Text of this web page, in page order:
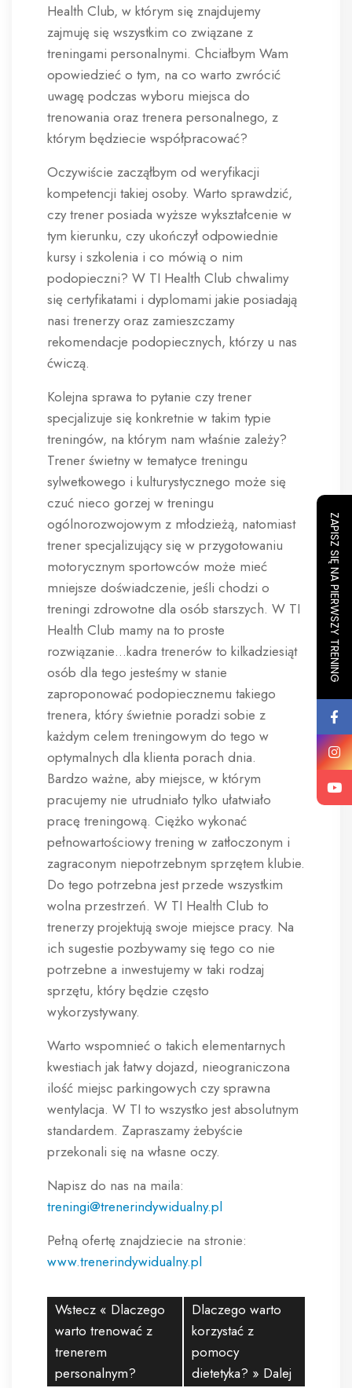
Health Club, w którym się znajdujemy
zajmuję się wszystkim co związane z
treningami personalnymi. Chciałbym Wam
opowiedzieć o tym, na co warto zwrócić
uwagę podczas wyboru miejsca do
trenowania oraz trenera personalnego, z
którym będziecie współpracować?
Oczywiście zacząłbym od weryfikacji
kompetencji takiej osoby. Warto sprawdzić,
czy trener posiada wyższe wykształcenie w
tym kierunku, czy ukończył odpowiednie
kursy i szkolenia i co mówią o nim
podopieczni? W TI Health Club chwalimy
się certyfikatami i dyplomami jakie posiadają
nasi trenerzy oraz zamieszczamy
rekomendacje podopiecznych, którzy u nas
ćwiczą.
Kolejna sprawa to pytanie czy trener
specjalizuje się konkretnie w takim typie
treningów, na którym nam właśnie zależy?
Trener świetny w tematyce treningu
sylwetkowego i kulturystycznego może się
czuć nieco gorzej w treningu
ogólnorozwojowym z młodzieżą, natomiast
trener specjalizujący się w przygotowaniu
motorycznym sportowców może mieć
mniejsze doświadczenie, jeśli chodzi o
treningi zdrowotne dla osób starszych. W TI
Health Club mamy na to proste
rozwiązanie…kadra trenerów to kilkadziesiąt
osób dla tego jesteśmy w stanie
zaproponować podopiecznemu takiego
trenera, który świetnie poradzi sobie z
każdym celem treningowym do tego w
optymalnych dla klienta porach dnia.
Bardzo ważne, aby miejsce, w którym
pracujemy nie utrudniało tylko ułatwiało
pracę treningową. Ciężko wykonać
pełnowartościowy trening w zatłoczonym i
zagraconym niepotrzebnym sprzętem klubie.
Do tego potrzebna jest przede wszystkim
wolna przestrzeń. W TI Health Club to
trenerzy projektują swoje miejsce pracy. Na
ich sugestie pozbywamy się tego co nie
potrzebne a inwestujemy w taki rodzaj
sprzętu, który będzie często
wykorzystywany.
Warto wspomnieć o takich elementarnych
kwestiach jak łatwy dojazd, nieograniczona
ilość miejsc parkingowych czy sprawna
wentylacja. W TI to wszystko jest absolutnym
standardem. Zapraszamy żebyście
przekonali się na własne oczy.
Napisz do nas na maila:
treningi@trenerindywidualny.pl
Pełną ofertę znajdziecie na stronie:
www.trenerindywidualny.pl
Wstecz « Dlaczego
warto trenować z
trenerem
personalnym?
Dlaczego warto
korzystać z
pomocy
dietetyka? » Dalej
ZAPISZ SIĘ NA PIERWSZY TRENING